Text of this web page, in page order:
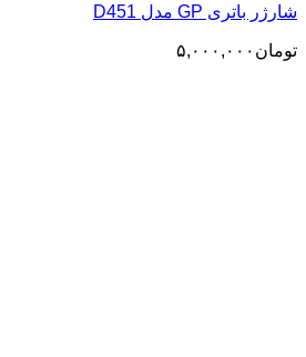
شارژر باتری GP مدل D451
تومان ۵,۰۰۰,۰۰۰